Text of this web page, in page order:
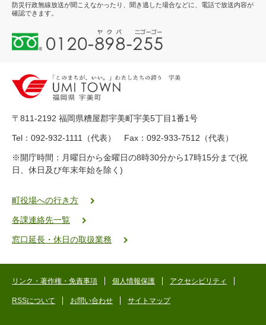
防災行政無線放送が聞こえなかったり、聞き逃した場合などに、電話で放送内容が
確認できます。
0
1
-
8
-
5
5
ク
二
ゴ
〒811-2192 福岡県糟屋郡宇美町宇美5丁目1番1号
Tel：092-932-1111（代表） Fax：092-933-7512（代表）
※開庁時間：月曜日から金曜日の8時30分から17時15分まで(祝
日、休日及び年末年始を除く)
町役場への行き方
各課連絡先一覧
窓口延長・休日の取扱業務
リンク・著作権・免責事項 個人情報保護 アクセシビリティ
RSSについて お問い合わせ サイトマップ